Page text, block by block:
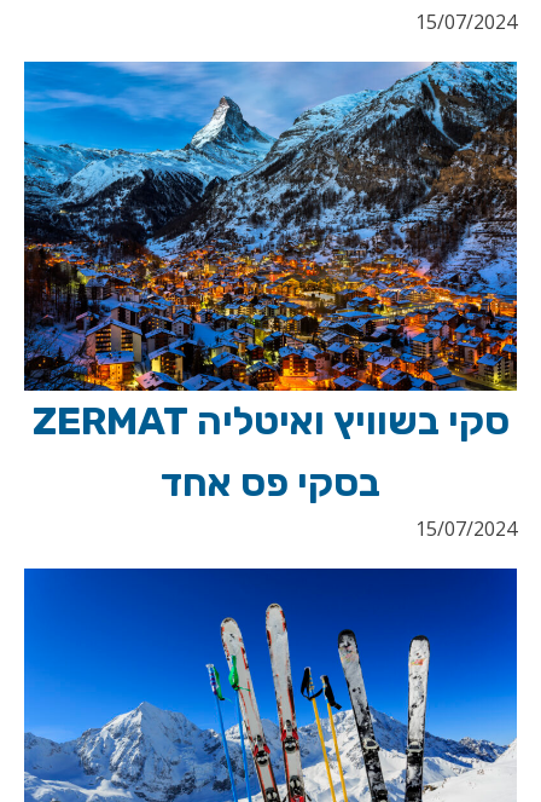
15/07/2024
סקי בשוויץ ואיטליה ZERMAT
בסקי פס אחד
15/07/2024